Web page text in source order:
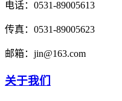
电话： 0531-89005613
传真： 0531-89005623
邮箱： jin@163.com
关于我们